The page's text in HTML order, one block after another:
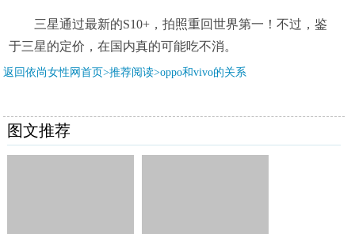
三星通过最新的S10+，拍照重回世界第一！不过，鉴
于三星的定价，在国内真的可能吃不消。
返回依尚女性网首页>推荐阅读>oppo和vivo的关系
图文推荐